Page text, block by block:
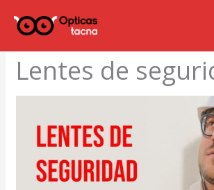
contenido
Lentes de